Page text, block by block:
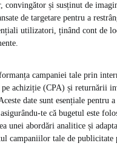
convingător și susținut de
de targetare pentru a
utilizatori, ținând cont de
campaniei tale prin
achiziție (CPA) și returnării
date sunt esențiale pentru a
te că bugetul este
unei abordări analitice și
campaniilor tale de publicitate